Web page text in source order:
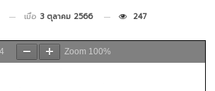
เมื่อ 3 ตุลาคม 2566 247
Zoom 100%